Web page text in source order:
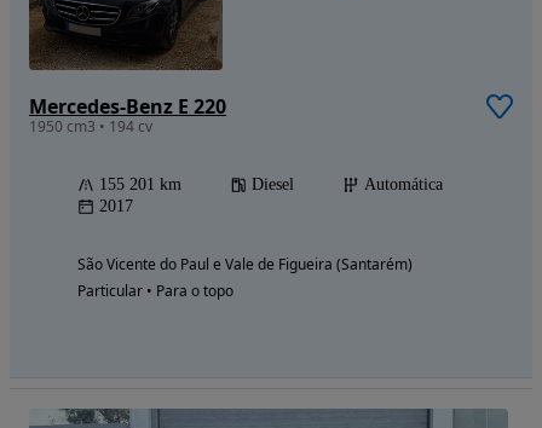
Mercedes-Benz E 220
1950 cm3 • 194 cv
155 201 km Diesel
Automática
2017
São Vicente do Paul e Vale de Figueira (Santarém)
Particular • Para o topo